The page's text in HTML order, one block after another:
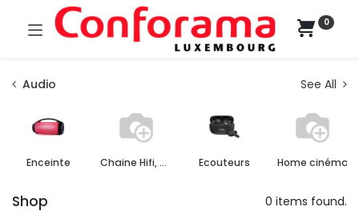
0
Audio See All
Enceinte Chaine Hifi, Radio, Karaoke Ecouteurs Home cinéma
Shop 0 items found.